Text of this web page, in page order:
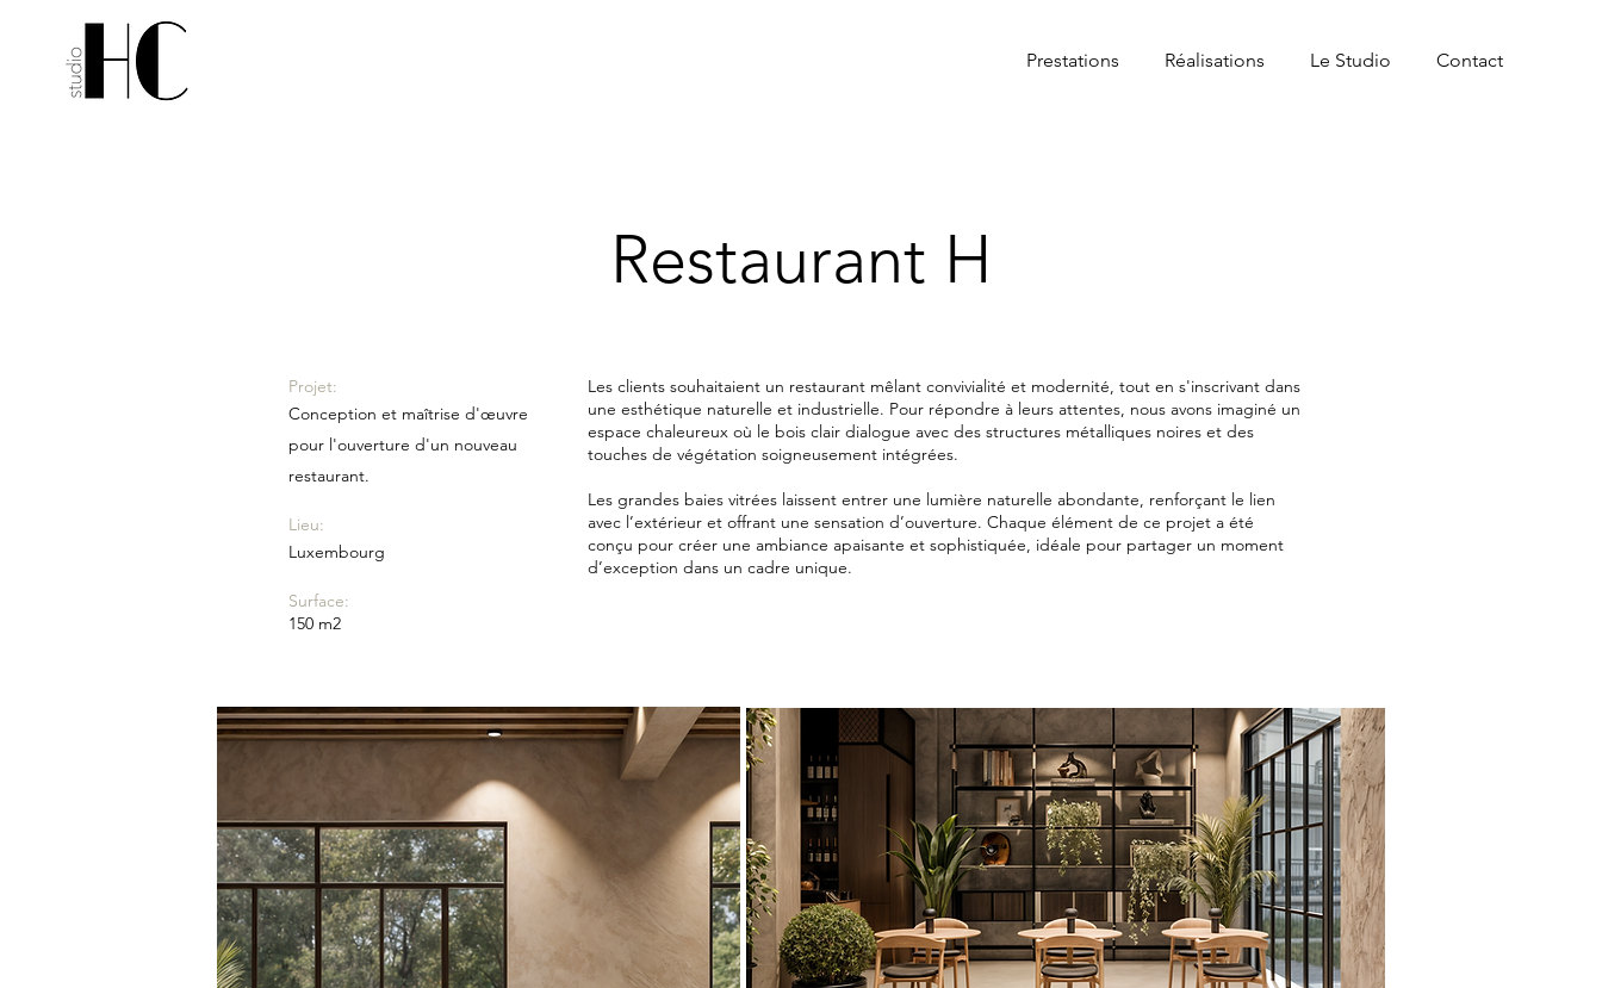
Prestations Réalisations Le Studio Contact
Restaurant H
​Projet:
​Conception et maîtrise d'œuvre
pour l'ouverture d'un nouveau
restaurant.
Lieu:
Luxembourg
Surface:
​150 m2
Les clients souhaitaient un restaurant mêlant convivialité et modernité, tout en s'inscrivant dans
une esthétique naturelle et industrielle. Pour répondre à leurs attentes, nous avons imaginé un
espace chaleureux où le bois clair dialogue avec des structures métalliques noires et des
touches de végétation soigneusement intégrées.
Les grandes baies vitrées laissent entrer une lumière naturelle abondante, renforçant le lien
avec l’extérieur et offrant une sensation d’ouverture. Chaque élément de ce projet a été
conçu pour créer une ambiance apaisante et sophistiquée, idéale pour partager un moment
d’exception dans un cadre unique.